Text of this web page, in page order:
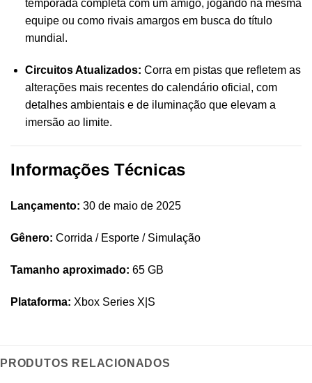
temporada completa com um amigo, jogando na mesma
equipe ou como rivais amargos em busca do título
mundial.
Circuitos Atualizados: Corra em pistas que refletem as
alterações mais recentes do calendário oficial, com
detalhes ambientais e de iluminação que elevam a
imersão ao limite.
Informações Técnicas
Lançamento: 30 de maio de 2025
Gênero: Corrida / Esporte / Simulação
Tamanho aproximado: 65 GB
Plataforma: Xbox Series X|S
PRODUTOS RELACIONADOS